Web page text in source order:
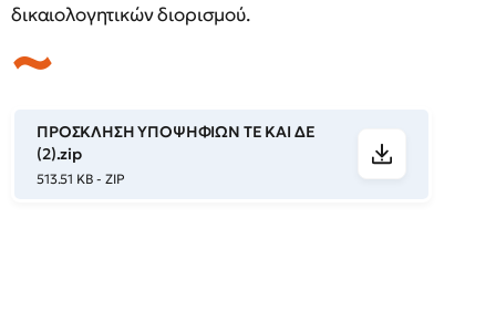
δικαιολογητικών διορισμού.
ΠΡΟΣΚΛΗΣΗ ΥΠΟΨΗΦΙΩΝ ΤΕ ΚΑΙ ΔΕ
(2).zip
513.51 KB - ZIP